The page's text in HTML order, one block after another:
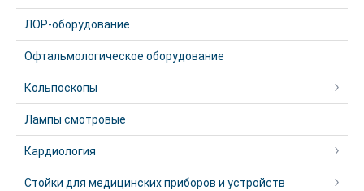
ЛОР-оборудование
Офтальмологическое оборудование
Кольпоскопы
Лампы смотровые
Кардиология
Стойки для медицинских приборов и устройств